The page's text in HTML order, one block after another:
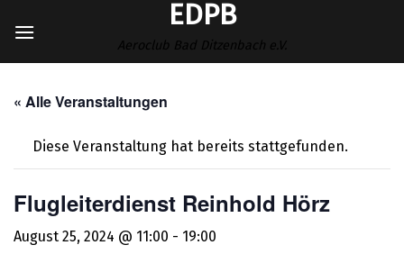
Inhalt
EDPB
Aeroclub Bad Ditzenbach e.V.
« Alle Veranstaltungen
Diese Veranstaltung hat bereits stattgefunden.
Flugleiterdienst Reinhold Hörz
August 25, 2024 @ 11:00 - 19:00